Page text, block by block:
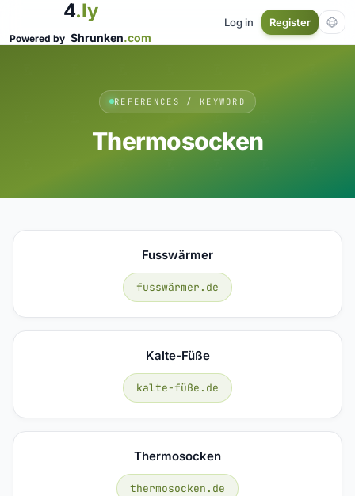
4.ly
Powered by Shrunken.com
Log in Register
REFERENCES / KEYWORD
Thermosocken
Fusswärmer
fusswärmer.de
Kalte-Füße
kalte-füße.de
Thermosocken
thermosocken.de